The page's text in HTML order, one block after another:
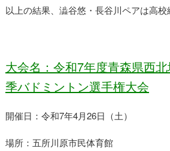
以上の結果、澁谷悠・長谷川ペアは高
大会名：令和7年度青森県西
季バドミントン選手権大会
開催日：令和7年4月26日（土）
場所：五所川原市民体育館